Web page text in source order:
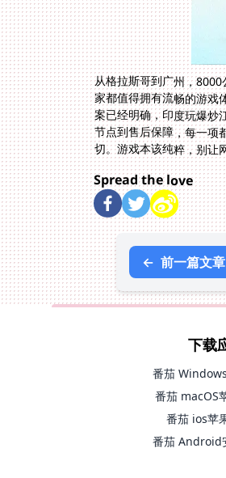
从格拉斯哥到广州，
家都值得拥有流畅的游戏
案已经明确，印度玩爆炒
切。游戏本该纯粹，别让
Spread the love
← 前一篇文章
下载
番茄
番茄 macOS
番茄 ios苹
番茄 Android